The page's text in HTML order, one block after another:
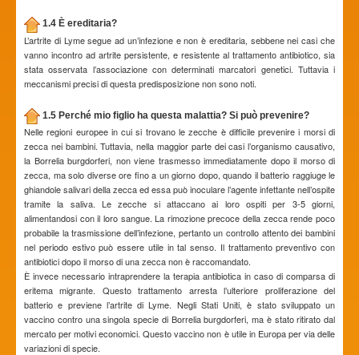
1.4 È ereditaria?
L’artrite di Lyme segue ad un’infezione e non è ereditaria, sebbene nei casi che
vanno incontro ad artrite persistente, e resistente al trattamento antibiotico, sia
stata osservata l’associazione con determinati marcatori genetici. Tuttavia i
meccanismi precisi di questa predisposizione non sono noti.
1.5 Perché mio figlio ha questa malattia? Si può prevenire?
Nelle regioni europee in cui si trovano le zecche è difficile prevenire i morsi di
zecca nei bambini. Tuttavia, nella maggior parte dei casi l’organismo causativo,
la Borrelia burgdorferi, non viene trasmesso immediatamente dopo il morso di
zecca, ma solo diverse ore fino a un giorno dopo, quando il batterio raggiuge le
ghiandole salivari della zecca ed essa può inoculare l’agente infettante nell’ospite
tramite la saliva. Le zecche si attaccano ai loro ospiti per 3-5 giorni,
alimentandosi con il loro sangue. La rimozione precoce della zecca rende poco
probabile la trasmissione dell’infezione, pertanto un controllo attento dei bambini
nel periodo estivo può essere utile in tal senso. Il trattamento preventivo con
antibiotici dopo il morso di una zecca non è raccomandato.
È invece necessario intraprendere la terapia antibiotica in caso di comparsa di
eritema migrante. Questo trattamento arresta l’ulteriore proliferazione del
batterio e previene l’artrite di Lyme. Negli Stati Uniti, è stato sviluppato un
vaccino contro una singola specie di Borrelia burgdorferi, ma è stato ritirato dal
mercato per motivi economici. Questo vaccino non è utile in Europa per via delle
variazioni di specie.